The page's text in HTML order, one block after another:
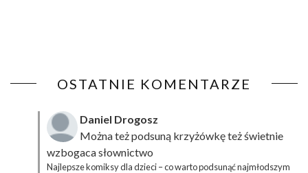
OSTATNIE KOMENTARZE
Daniel Drogosz
Można też podsuną krzyżówkęteż świetnie
wzbogaca słownictwo
Najlepsze komiksy dla dzieci – co warto podsunąć najmłodszym